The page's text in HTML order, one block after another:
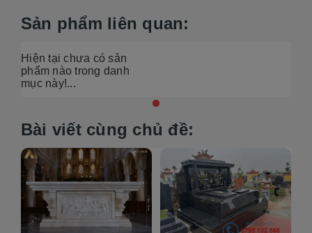
Sản phẩm liên quan:
Hiện tại chưa có sản
phẩm nào trong danh
mục này!...
Bài viết cùng chủ đề: